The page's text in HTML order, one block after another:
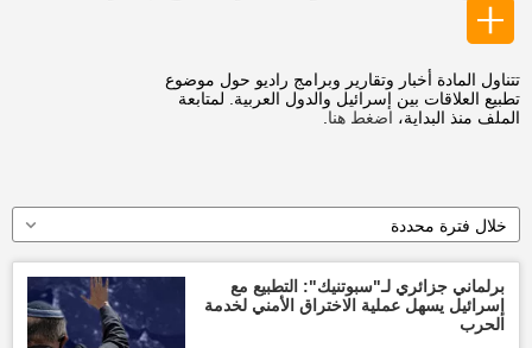
تتناول المادة أخبار وتقارير وبرامج راديو حول موضوع
تطبيع العلاقات بين إسرائيل والدول العربية. لمتابعة
الملف منذ البداية، اضغط هنا
خلال فترة محددة
برلماني جزائري لـ"سبوتنيك": التطبيع مع
إسرائيل يسهل عملية الاختراق الأمني لخدمة
الحرب